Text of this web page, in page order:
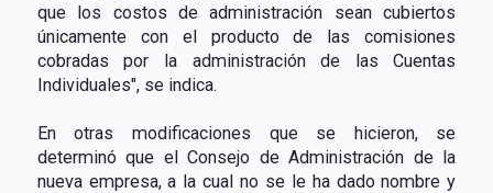
que los costos de administración sean cubiertos
únicamente con el producto de las comisiones
cobradas por la administración de las Cuentas
Individuales", se indica.
En otras modificaciones que se hicieron, se
determinó que el Consejo de Administración de la
nueva empresa, a la cual no se le ha dado nombre y